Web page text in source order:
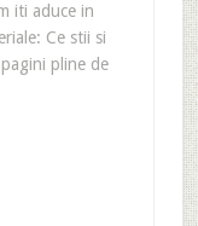
iti aduce in
Ce stii si
pline de